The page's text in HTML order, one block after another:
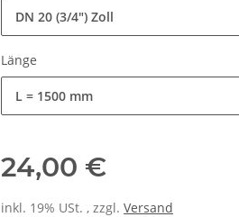
DN 20 (3/4") Zoll
Länge
L = 1500 mm
24,00 €
inkl. 19% USt. , zzgl. Versand